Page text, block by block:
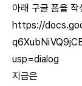
아래 구글 폼을 작
https://
usp=dialog
지금은